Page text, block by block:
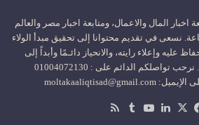
اخبار المال والاعمال، ومتابعة اخبار مصر والعالم
نسعى في تقديم محتوانا إلى تحقيق مبدأ الولاء
عليه وإعلاء رايته، والانحياز دائـمًا وأبداً إلى
المصداقية والشفافية.. نرحب تواصلكم الدائم على : 01004072130
فيسبوك
‫X لينكدإن‫YouTube